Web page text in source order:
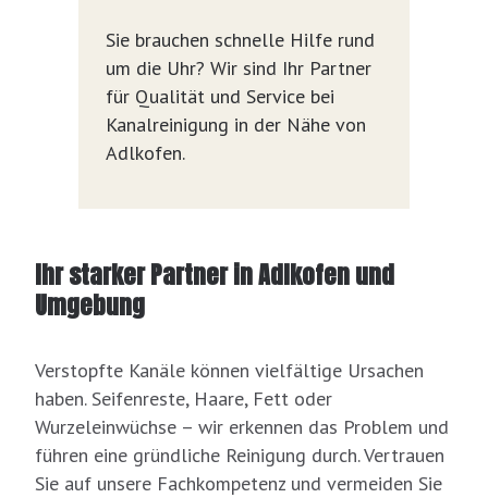
Sie brauchen schnelle Hilfe rund
um die Uhr? Wir sind Ihr Partner
für Qualität und Service bei
Kanalreinigung in der Nähe von
Adlkofen.
Ihr starker Partner in Adlkofen und
Umgebung
Verstopfte Kanäle können vielfältige Ursachen
haben. Seifenreste, Haare, Fett oder
Wurzeleinwüchse – wir erkennen das Problem und
führen eine gründliche Reinigung durch. Vertrauen
Sie auf unsere Fachkompetenz und vermeiden Sie